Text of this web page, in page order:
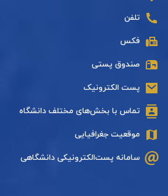
تلفن
فکس
صندوق پستی
پست الکترونیک
تماس با بخش‌های مختلف دانشگاه
موقعیت جغرافیایی
سامانه پست‌الکترونیکی دانشگاهی